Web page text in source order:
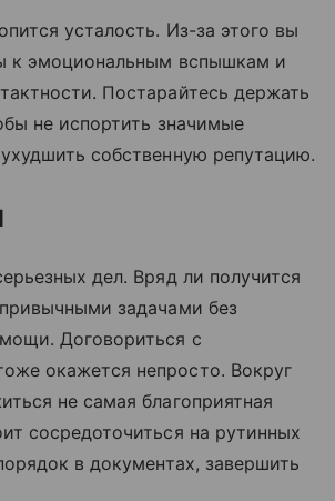
усталость. Из-за этого вы
к эмоциональным вспышкам и
Постарайтесь держать
не испортить значимые
собственную репутацию.
дел. Вряд ли получится
задачами без
Договориться с
окажется непросто. Вокруг
не самая благоприятная
сосредоточиться на рутинных
в документах, завершить